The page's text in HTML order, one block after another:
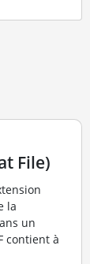
File)
la
un
contient à